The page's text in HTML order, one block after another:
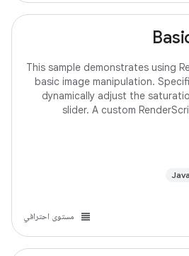
This sample demonstrates using
basic image manipulation.
dynamically adjust the
slider. A custom
Java
مستوى احترافي